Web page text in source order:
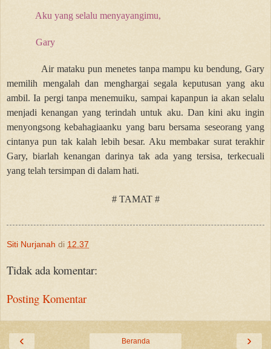
Aku yang selalu menyayangimu,
Gary
Air mataku pun menetes tanpa mampu ku bendung, Gary
memilih mengalah dan menghargai segala keputusan yang aku
ambil. Ia pergi tanpa menemuiku, sampai kapanpun ia akan selalu
menjadi kenangan yang terindah untuk aku. Dan kini aku ingin
menyongsong kebahagiaanku yang baru bersama seseorang yang
cintanya pun tak kalah lebih besar. Aku membakar surat terakhir
Gary, biarlah kenangan darinya tak ada yang tersisa, terkecuali
yang telah tersimpan di dalam hati.
# TAMAT #
Siti Nurjanah di 12.37
Tidak ada komentar:
Posting Komentar
‹ ›
Beranda